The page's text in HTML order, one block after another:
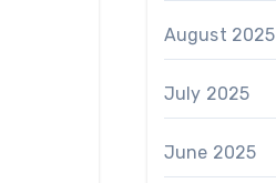
August 2025
July 2025
June 2025